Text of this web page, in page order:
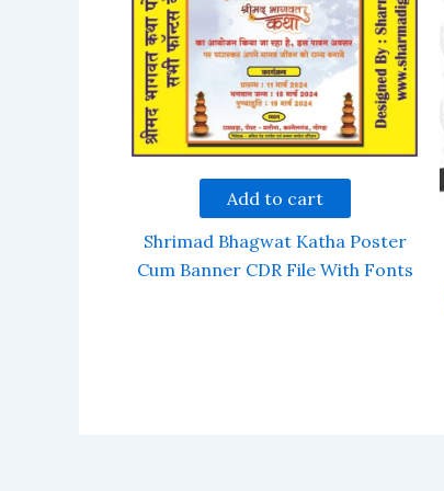
Add to cart
Shrimad Bhagwat Katha Poster
Cum Banner CDR File With Fonts